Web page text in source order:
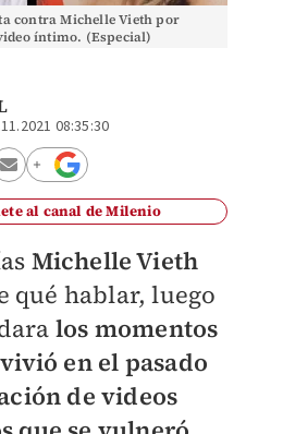
contra Michelle Vieth por
íntimo. (Especial)
08:35:30
al canal de Milenio
Michelle Vieth
qué hablar, luego
los momentos
en el pasado
de videos